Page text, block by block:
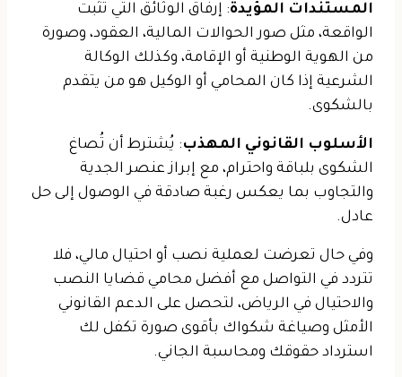
المستندات المؤيدة: إرفاق الوثائق التي تثبت
الواقعة، مثل صور الحوالات المالية، العقود، وصورة
من الهوية الوطنية أو الإقامة، وكذلك الوكالة
الشرعية إذا كان المحامي أو الوكيل هو من يتقدم
بالشكوى.
الأسلوب القانوني المهذب: يُشترط أن تُصاغ
الشكوى بلباقة واحترام، مع إبراز عنصر الجدية
والتجاوب بما يعكس رغبة صادقة في الوصول إلى حل
عادل.
وفي حال تعرضت لعملية نصب أو احتيال مالي، فلا
تتردد في التواصل مع أفضل محامي قضايا النصب
والاحتيال في الرياض، لتحصل على الدعم القانوني
الأمثل وصياغة شكواك بأقوى صورة تكفل لك
استرداد حقوقك ومحاسبة الجاني.